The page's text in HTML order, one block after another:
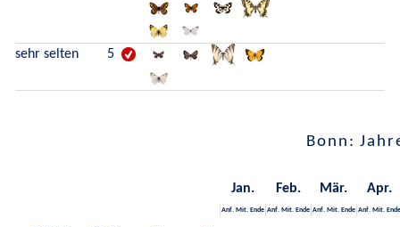
sehr selten 5
Bonn:
Jan. Feb. Mär. Apr.
Anf. Mit. Ende Anf. Mit. Ende Anf. Mit. Ende Anf. Mit. Ende